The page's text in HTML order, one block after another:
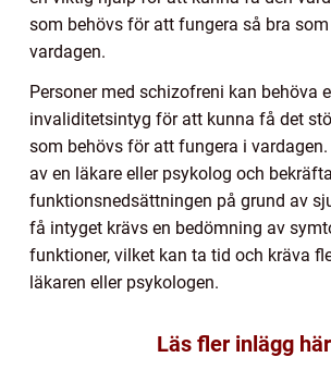
som behövs för att fungera så bra
vardagen.
Personer med schizofreni kan behöva
invaliditetsintyg för att kunna få det
som behövs för att fungera i
av en läkare eller psykolog och
funktionsnedsättningen på grund av
få intyget krävs en bedömning av
funktioner, vilket kan ta tid och kräva
läkaren eller psykologen.
Läs fler inlägg här